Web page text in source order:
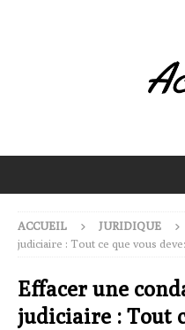
ACCUEIL JURIDIQUE
judiciaire : Tout ce que vous
Effacer une
judiciaire : Tout